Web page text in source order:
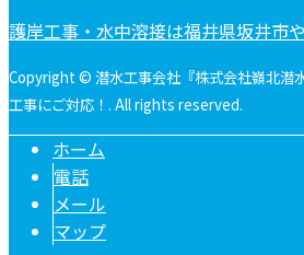
護岸工事・水中溶接は福井県坂井市
Copyright © 潜水工事会社『株式会社嶺北潜
工事にご対応！. All rights reserved.
ホーム
電話
メール
マップ